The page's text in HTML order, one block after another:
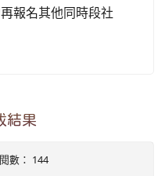
報名其他同時段社
結果
數： 144